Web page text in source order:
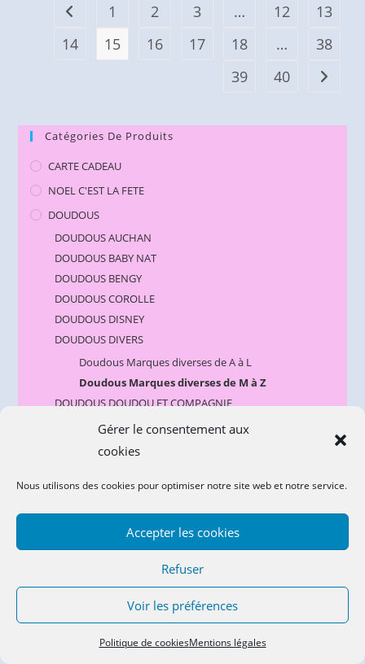
Gérer le consentement aux
cookies
Nous utilisons des cookies pour optimiser notre site web et notre service.
Accepter les cookies
Refuser
Voir les préférences
Politique de cookiesMentions légales
1 2 3 … 12
13
14
15 16 17 18 …
38
39
40
Catégories De Produits
CARTE CADEAU
NOEL C'EST LA FETE
DOUDOUS
DOUDOUS AUCHAN
DOUDOUS BABY NAT
DOUDOUS BENGY
DOUDOUS COROLLE
DOUDOUS DISNEY
DOUDOUS DIVERS
Doudous Marques diverses de A à L
Doudous Marques diverses de M à Z
DOUDOUS DOUDOU ET COMPAGNIE
DOUDOUS DOUKIDOU
DOUDOUS DPAM Du Pareil Au Même
DOUDOUS HISTOIRE D'OURS
DOUDOUS KIMBALOO
DOUDOUS KLORANE BEBISOL MUSTI
DOUDOUS LES CHATOUNETS
DOUDOUS LES DEGLINGOS
DOUDOUS MOTS D'ENFANTS
DOUDOUS MOULIN ROTY
DOUDOUS NATTOU